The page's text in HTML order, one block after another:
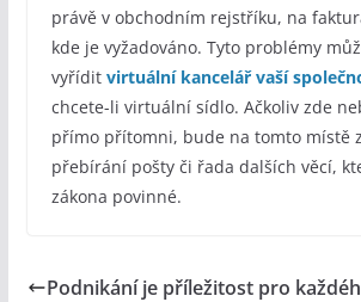
právě v obchodním rejstříku, na
kde je vyžadováno. Tyto problémy
vyřídit virtuální kancelář vaší
chcete-li virtuální sídlo. Ačkoliv zde
přímo přítomni, bude na tomto místě
přebírání pošty či řada dalších věcí,
zákona povinné.
Podnikání je příležitost pro